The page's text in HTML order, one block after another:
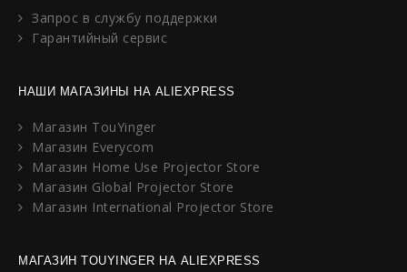
Запрос в службу поддержки
Гарантийный сервис
НАШИ МАГАЗИНЫ НА ALIEXPRESS
Магазин TouYinger
Магазин Everycom
Магазин Home Use Projector Store
Магазин Global Projector Store
Магазин International Projector Store
МАГАЗИН TOUYINGER НА ALIEXPRESS